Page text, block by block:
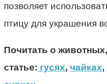
позволяет
птицу для украшения
Почитать о
статье: гусях, чайках,